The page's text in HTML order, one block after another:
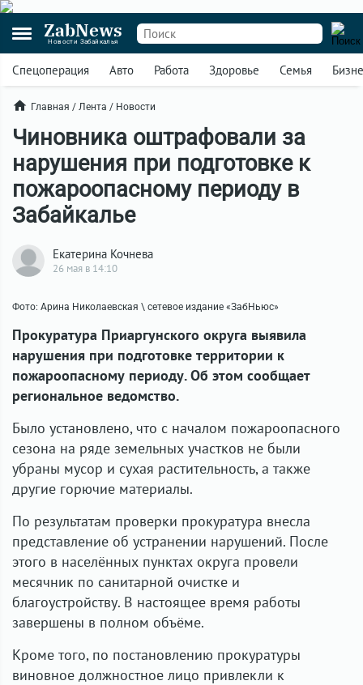
ZabNews
Новости Забайкалья
Спецоперация Авто Работа Здоровье Семья
Главная / Лента / Новости
Чиновника оштрафовали за
нарушения при подготовке к
пожароопасному периоду в
Забайкалье
Екатерина Кочнева
26 мая в 14:10
Фото: Арина Николаевская \ сетевое издание «ЗабНьюс»
Прокуратура Приаргунского округа выявила
нарушения при подготовке территории к
пожароопасному периоду. Об этом сообщает
региональное ведомство.
Было установлено, что с началом пожароопасного
сезона на ряде земельных участков не были
убраны мусор и сухая растительность, а также
другие горючие материалы.
По результатам проверки прокуратура внесла
представление об устранении нарушений. После
этого в населённых пунктах округа провели
месячник по санитарной очистке и
благоустройству. В настоящее время работы
завершены в полном объёме.
Кроме того, по постановлению прокуратуры
виновное должностное лицо привлекли к